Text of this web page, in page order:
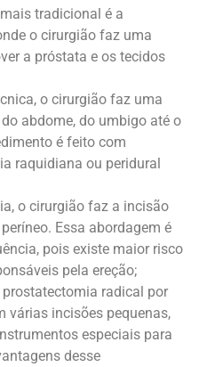
tradicional é a
o cirurgião faz uma
a próstata e os tecidos
o cirurgião faz uma
abdome, do umbigo até o
é feito com
raquidiana ou peridural
o cirurgião faz a incisão
Essa abordagem é
pois existe maior risco
pela ereção;
radical por
várias incisões pequenas,
especiais para
desse